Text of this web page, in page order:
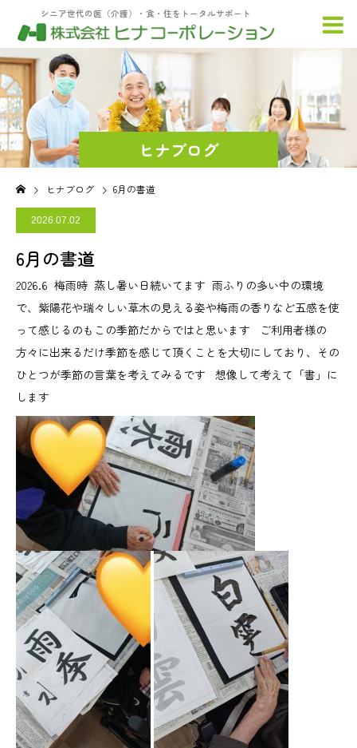
シニア世代の医（介護）・食・住をトータルサポート
ヒナブログ
ヒナブログ 6月の書道
2026.07.02
6月の書道
2026.6 梅雨時 蒸し暑い日続いてます 雨ふりの多い中の環境
で、紫陽花や瑞々しい草木の見える姿や梅雨の香りなど五感を使
って感じるのもこの季節だからではと思います ご利用者様の
方々に出来るだけ季節を感じて頂くことを大切にしており、その
ひとつが季節の言葉を考えてみるです 想像して考えて「書」に
します